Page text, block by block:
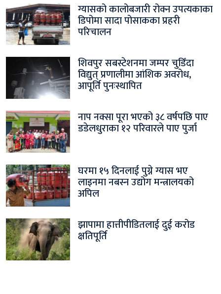
ग्यासको कालोबजारी रोक्न उपत्यकाका
डिपोमा सादा पोसाकका प्रहरी
परिचालन
शिवपुर सबस्टेशनमा जम्पर चुडिँदा
विद्युत् प्रणालीमा आंशिक अवरोध,
आपूर्ति पुनःस्थापित
नाप नक्सा पूरा भएको ३८ वर्षपछि पाए
डडेलधुराका १२ परिवारले पाए पुर्जा
घरमा १५ दिनलाई पुग्ने ग्यास भए
लाइनमा नबस्न उद्योग मन्त्रालयको
अपिल
झापामा हात्तीपीडितलाई दुई करोड
क्षतिपूर्ति